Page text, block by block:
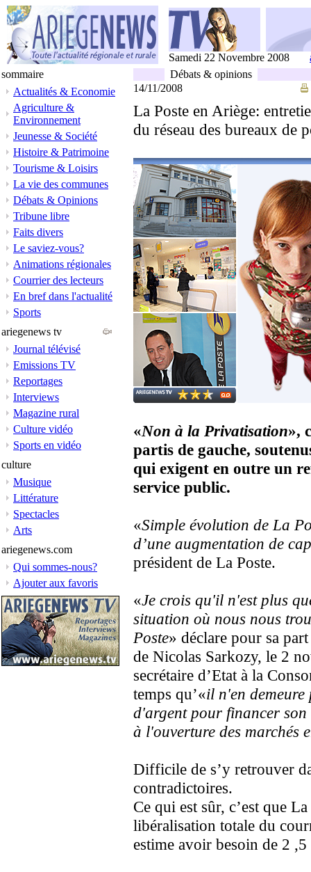
Samedi 22 Novembre 2008
sommaire
Actualités & Economie
Agriculture &
Environnement
Jeunesse & Société
Histoire & Patrimoine
Tourisme & Loisirs
La vie des communes
Débats & Opinions
Tribune libre
Faits divers
Le saviez-vous?
Animations régionales
Courrier des lecteurs
En bref dans l'actualité
Sports
ariegenews tv
Journal télévisé
Emissions TV
Reportages
Interviews
Magazine rural
Culture vidéo
Sports en vidéo
culture
Musique
Littérature
Spectacles
Arts
ariegenews.com
Qui sommes-nous?
Ajouter aux favoris
Débats & opinions
14/11/2008
La Poste en Ariège:
du réseau des bureaux de
«Non à la Privatisation»,
partis de gauche,
qui exigent en outre un
service public.
«Simple évolution de La
d’une augmentation de
président de La Poste.
«Je crois qu'il n'est plus
situation où nous nous
Poste» déclare pour sa
de Nicolas Sarkozy, le 2
secrétaire d’Etat à la
temps qu’«il n'en demeure
d'argent pour financer son
à l'ouverture des marchés
Difficile de s’y retrouver
contradictoires.
Ce qui est sûr, c’est que
libéralisation totale du
estime avoir besoin de 2